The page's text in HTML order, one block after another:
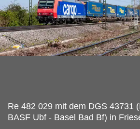
Re 482 029 mit dem DGS 43731
BASF Ubf - Basel Bad Bf) in